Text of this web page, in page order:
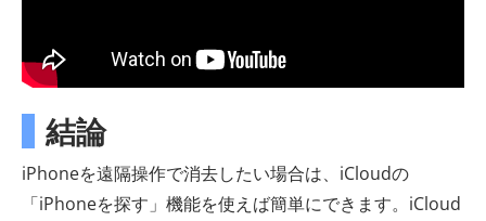
結論
iPhoneを遠隔操作で消去したい場合は、iCloudの
「iPhoneを探す」機能を使えば簡単にできます。iCloud